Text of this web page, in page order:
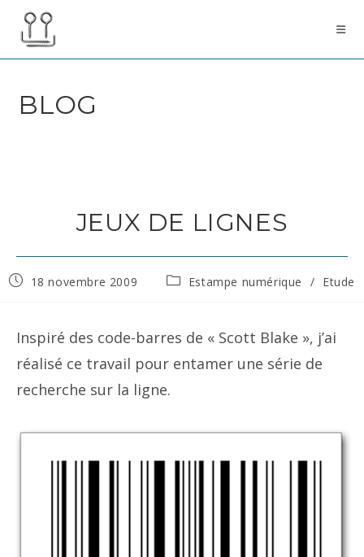
content
BLOG
JEUX DE LIGNES
Publication
18 novembre 2009
PostEstampe numérique / Etude
Inspiré des code-barres de « Scott Blake », j’ai
réalisé ce travail pour entamer une série de
recherche sur la ligne.